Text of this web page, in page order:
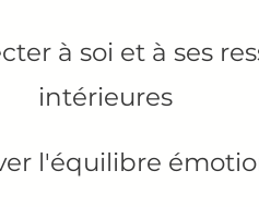
à soi et à ses
intérieures
l'équilibre